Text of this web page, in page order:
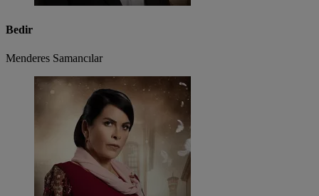
Bedir
Menderes Samancılar